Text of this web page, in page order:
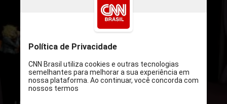
Com poucas mudanças no visual e
na performance prometida pelos
três aparelhos, a marca concentrou
seus esforços em trazer a
inteligência artificial para dentro